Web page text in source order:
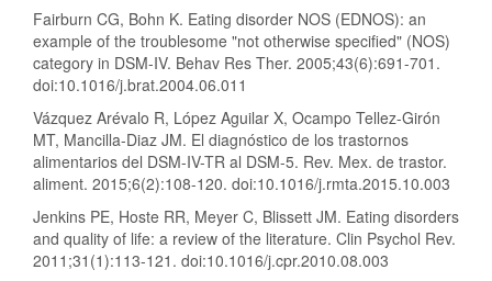
Fairburn CG, Bohn K. Eating disorder NOS (EDNOS): an
example of the troublesome "not otherwise specified" (NOS)
category in DSM-IV. Behav Res Ther. 2005;43(6):691-701.
doi:10.1016/j.brat.2004.06.011
Vázquez Arévalo R, López Aguilar X, Ocampo Tellez-Girón
MT, Mancilla-Diaz JM. El diagnóstico de los trastornos
alimentarios del DSM-IV-TR al DSM-5. Rev. Mex. de trastor.
aliment. 2015;6(2):108-120. doi:10.1016/j.rmta.2015.10.003
Jenkins PE, Hoste RR, Meyer C, Blissett JM. Eating disorders
and quality of life: a review of the literature. Clin Psychol Rev.
2011;31(1):113-121. doi:10.1016/j.cpr.2010.08.003